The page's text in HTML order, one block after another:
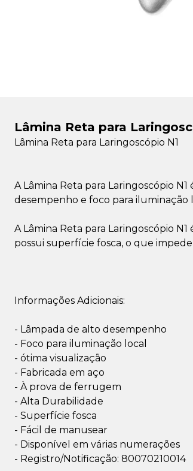
Lâmina Reta para
Lâmina Reta para Laringoscópio N1
A Lâmina Reta para Laringoscópio
desempenho e foco para iluminação
A Lâmina Reta para Laringoscópio
possui superfície fosca, o que
Informações Adicionais:
- Lâmpada de alto desempenho
- Foco para iluminação local
- ótima visualização
- Fabricada em aço
- À prova de ferrugem
- Alta Durabilidade
- Superfície fosca
- Fácil de manusear
- Disponível em várias numerações
- Registro/Notificação: 80070210014